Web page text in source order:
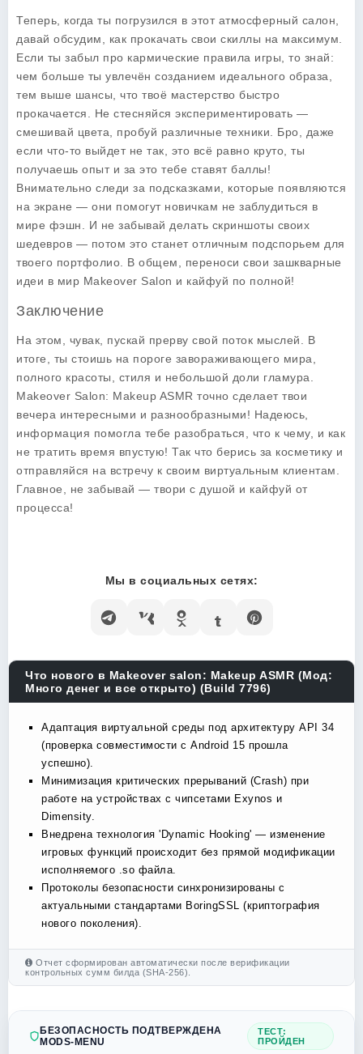
Теперь, когда ты погрузился в этот атмосферный салон,
давай обсудим, как прокачать свои скиллы на максимум.
Если ты забыл про кармические правила игры, то знай:
чем больше ты увлечён созданием идеального образа,
тем выше шансы, что твоё мастерство быстро
прокачается. Не стесняйся экспериментировать —
смешивай цвета, пробуй различные техники. Бро, даже
если что-то выйдет не так, это всё равно круто, ты
получаешь опыт и за это тебе ставят баллы!
Внимательно следи за подсказками, которые появляются
на экране — они помогут новичкам не заблудиться в
мире фэшн. И не забывай делать скриншоты своих
шедевров — потом это станет отличным подспорьем для
твоего портфолио. В общем, переноси свои зашкварные
идеи в мир Makeover Salon и кайфуй по полной!
Заключение
На этом, чувак, пускай прерву свой поток мыслей. В
итоге, ты стоишь на пороге завораживающего мира,
полного красоты, стиля и небольшой доли гламура.
Makeover Salon: Makeup ASMR точно сделает твои
вечера интересными и разнообразными! Надеюсь,
информация помогла тебе разобраться, что к чему, и как
не тратить время впустую! Так что берись за косметику и
отправляйся на встречу к своим виртуальным клиентам.
Главное, не забывай — твори с душой и кайфуй от
процесса!
Мы в социальных сетях:
Что нового в Makeover salon: Makeup ASMR (Мод:
Много денег и все открыто) (Build 7796)
Адаптация виртуальной среды под архитектуру API 34
(проверка совместимости с Android 15 прошла
успешно).
Минимизация критических прерываний (Crash) при
работе на устройствах с чипсетами Exynos и
Dimensity.
Внедрена технология 'Dynamic Hooking' — изменение
игровых функций происходит без прямой модификации
исполняемого .so файла.
Протоколы безопасности синхронизированы с
актуальными стандартами BoringSSL (криптография
нового поколения).
Отчет сформирован автоматически после верификации
контрольных сумм билда (SHA-256).
БЕЗОПАСНОСТЬ ПОДТВЕРЖДЕНА
MODS-MENU
ТЕСТ:
ПРОЙДЕН